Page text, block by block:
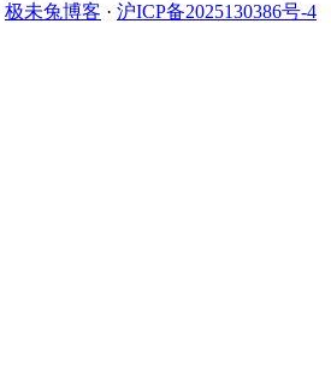
极未兔博客 · 沪ICP备2025130386号-4